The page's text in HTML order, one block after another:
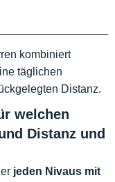
kombiniert
täglichen
Distanz.
welchen
Distanz und
jeden Nivaus mit